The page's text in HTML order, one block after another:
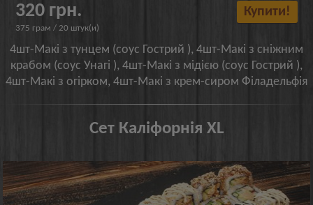
320 грн.
375 грам / 20 штук(и)
Купити!
4шт-Макі з тунцем (соус Гострий ), 4шт-Макі з сніжним
крабом (соус Унагі ), 4шт-Макі з мідією (соус Гострий ),
4шт-Макі з огірком, 4шт-Макі з крем-сиром Філадельфія
Сет Каліфорнія XL